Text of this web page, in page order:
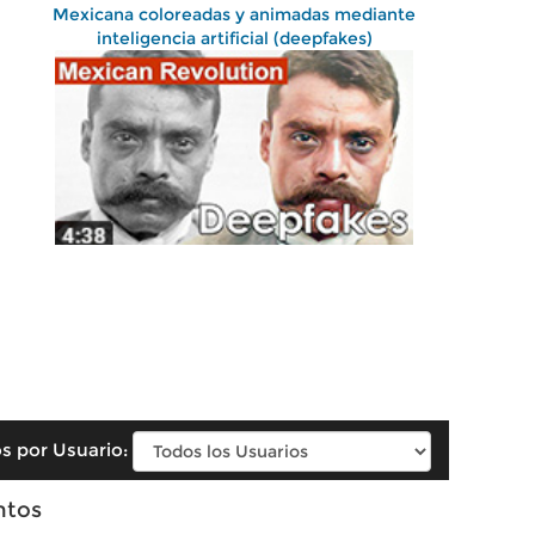
Mexicana coloreadas y animadas mediante
inteligencia artificial (deepfakes)
por Usuario: